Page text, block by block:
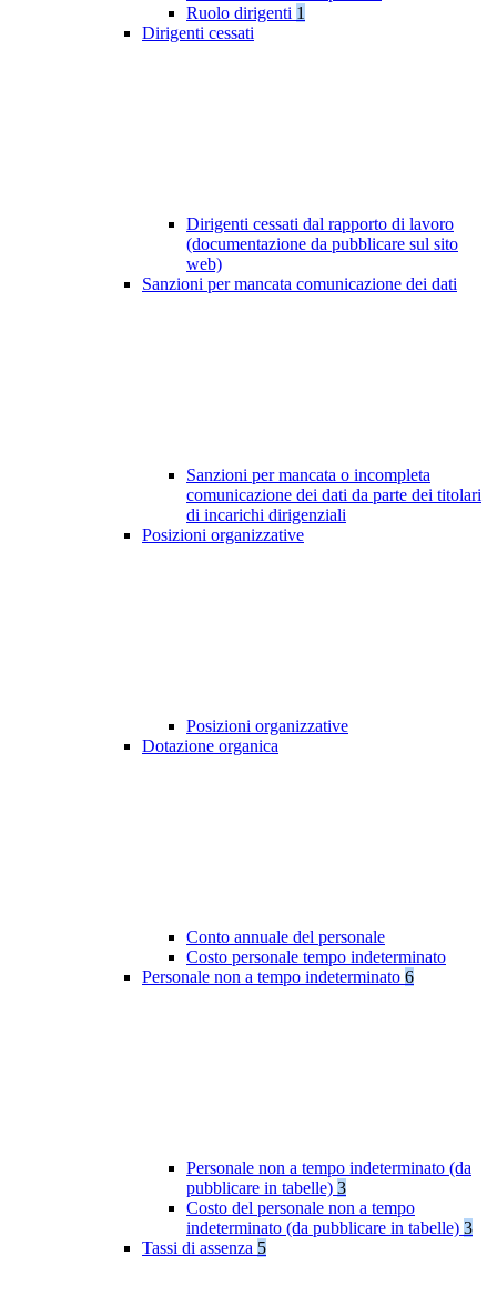
Ruolo dirigenti 1
Dirigenti cessati
Dirigenti cessati dal rapporto di lavoro
(documentazione da pubblicare sul sito
web)
Sanzioni per mancata comunicazione dei dati
Sanzioni per mancata o incompleta
comunicazione dei dati da parte dei titolari
di incarichi dirigenziali
Posizioni organizzative
Posizioni organizzative
Dotazione organica
Conto annuale del personale
Costo personale tempo indeterminato
Personale non a tempo indeterminato 6
Personale non a tempo indeterminato (da
pubblicare in tabelle) 3
Costo del personale non a tempo
indeterminato (da pubblicare in tabelle) 3
Tassi di assenza 5